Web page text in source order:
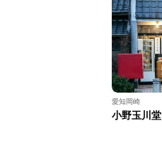
愛知岡崎
小野玉川堂